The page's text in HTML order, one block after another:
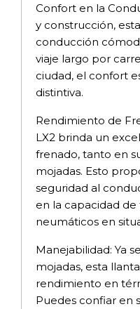
Confort en la
y construcción,
conducción
viaje largo por
ciudad, el confort
distintiva.
Rendimiento de
LX2 brinda un
frenado, tanto en
mojadas. Esto
seguridad al
en la capacidad
neumáticos en
Manejabilidad: Ya
mojadas, esta
rendimiento en
Puedes confiar en